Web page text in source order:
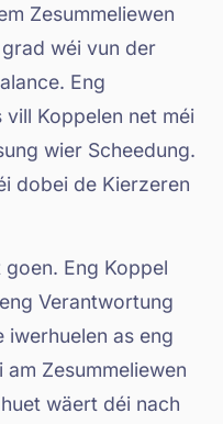
Zesummeliewen
wéi vun der
Eng
Koppelen net méi
wier Scheedung.
dobei de Kierzeren
Eng Koppel
Verantwortung
iwerhuelen as eng
Zesummeliewen
wäert déi nach